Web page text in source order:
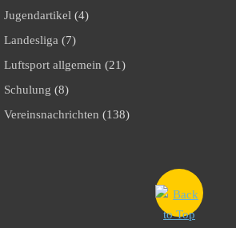
Jugendartikel (4)
Landesliga (7)
Luftsport allgemein (21)
Schulung (8)
Vereinsnachrichten (138)